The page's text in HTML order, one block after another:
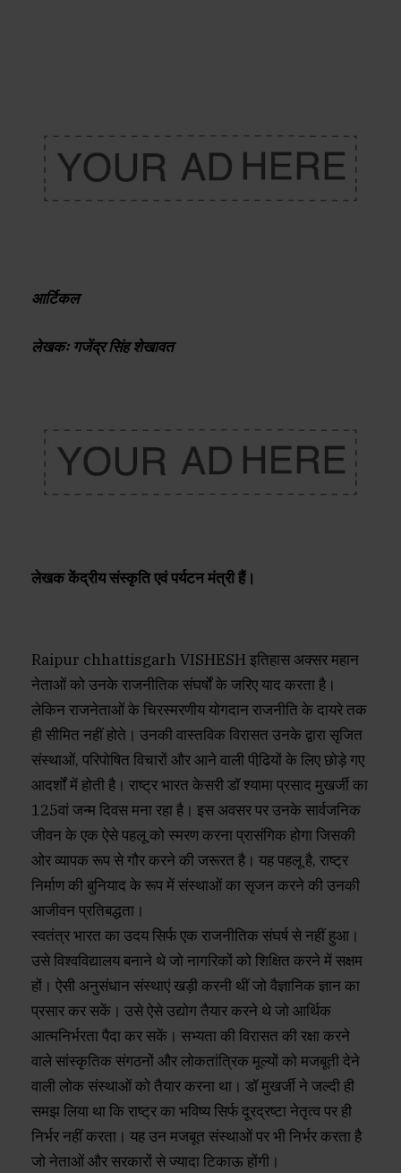
आर्टिकल
लेखकः गजेंद्र सिंह शेखावत
लेखक केंद्रीय संस्कृति एवं पर्यटन मंत्री हैं।
Raipur chhattisgarh VISHESH इतिहास अक्सर महान
नेताओं को उनके राजनीतिक संघर्षों के जरिए याद करता है।
लेकिन राजनेताओं के चिरस्मरणीय योगदान राजनीति के दायरे तक
ही सीमित नहीं होते। उनकी वास्तविक विरासत उनके द्वारा सृजित
संस्थाओं, परिपोषित विचारों और आने वाली पीढि़यों के लिए छोड़े गए
आदर्शों में होती है। राष्ट्र भारत केसरी डॉ श्यामा प्रसाद मुखर्जी का
125वां जन्म दिवस मना रहा है। इस अवसर पर उनके सार्वजनिक
जीवन के एक ऐसे पहलू को स्मरण करना प्रासंगिक होगा जिसकी
ओर व्यापक रूप से गौर करने की जरूरत है। यह पहलू है, राष्ट्र
निर्माण की बुनियाद के रूप में संस्थाओं का सृजन करने की उनकी
आजीवन प्रतिबद्धता।
स्वतंत्र भारत का उदय सिर्फ एक राजनीतिक संघर्ष से नहीं हुआ।
उसे विश्वविद्यालय बनाने थे जो नागरिकों को शिक्षित करने में सक्षम
हों। ऐसी अनुसंधान संस्थाएं खड़ी करनी थीं जो वैज्ञानिक ज्ञान का
प्रसार कर सकें। उसे ऐसे उद्योग तैयार करने थे जो आर्थिक
आत्मनिर्भरता पैदा कर सकें। सभ्यता की विरासत की रक्षा करने
वाले सांस्कृतिक संगठनों और लोकतांत्रिक मूल्यों को मजबूती देने
वाली लोक संस्थाओं को तैयार करना था। डॉ मुखर्जी ने जल्दी ही
समझ लिया था कि राष्ट्र का भविष्य सिर्फ दूरद्रष्टा नेतृत्व पर ही
निर्भर नहीं करता। यह उन मजबूत संस्थाओं पर भी निर्भर करता है
जो नेताओं और सरकारों से ज्यादा टिकाऊ होंगी।